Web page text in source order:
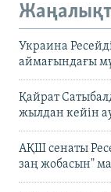
Украина
аймағындағы
Қайрат
жылдан кейін
АҚШ сенаты
заң жобасын"